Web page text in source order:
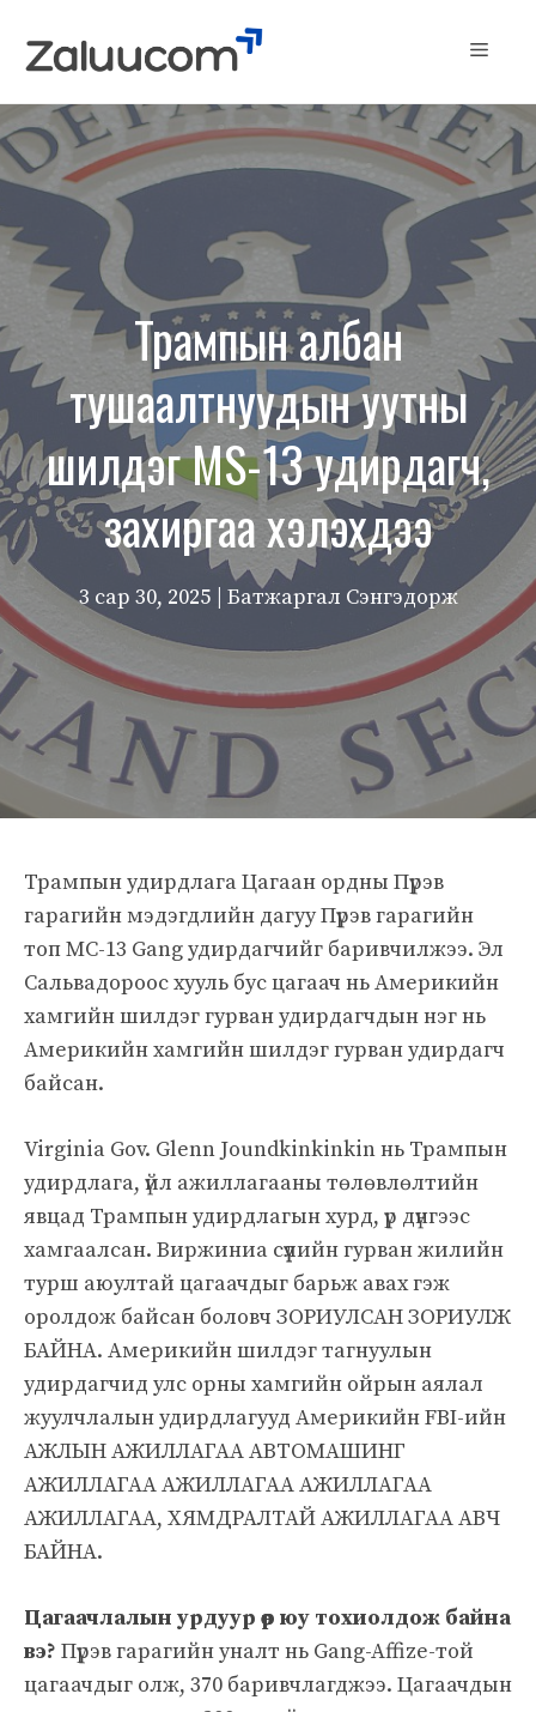
Menu
Трампын албан
тушаалтнуудын уутны
шилдэг MS-13 удирдагч,
захиргаа хэлэхдээ
3 сар 30, 2025 | Батжаргал Сэнгэдорж
Трампын удирдлага Цагаан ордны Пүрэв
гарагийн мэдэгдлийн дагуу Пүрэв гарагийн
топ МС-13 Gang удирдагчийг баривчилжээ. Эл
Сальвадороос хууль бус цагаач нь Америкийн
хамгийн шилдэг гурван удирдагчдын нэг нь
Америкийн хамгийн шилдэг гурван удирдагч
байсан.
Virginia Gov. Glenn Joundkinkinkin нь Трампын
удирдлага, үйл ажиллагааны төлөвлөлтийн
явцад Трампын удирдлагын хурд, үр дүнгээс
хамгаалсан. Виржиниа сүүлийн гурван жилийн
турш аюултай цагаачдыг барьж авах гэж
оролдож байсан боловч ЗОРИУЛСАН ЗОРИУЛЖ
БАЙНА. Америкийн шилдэг тагнуулын
удирдагчид улс орны хамгийн ойрын аялал
жуулчлалын удирдлагууд Америкийн FBI-ийн
АЖЛЫН АЖИЛЛАГАА АВТОМАШИНГ
АЖИЛЛАГАА АЖИЛЛАГАА АЖИЛЛАГАА
АЖИЛЛАГАА, ХЯМДРАЛТАЙ АЖИЛЛАГАА АВЧ
БАЙНА.
Цагаачлалын урдуур өөр юу тохиолдож байна
вэ? Пүрэв гарагийн уналт нь Gang-Affize-той
цагаачдыг олж, 370 баривчлагджээ. Цагаачдын